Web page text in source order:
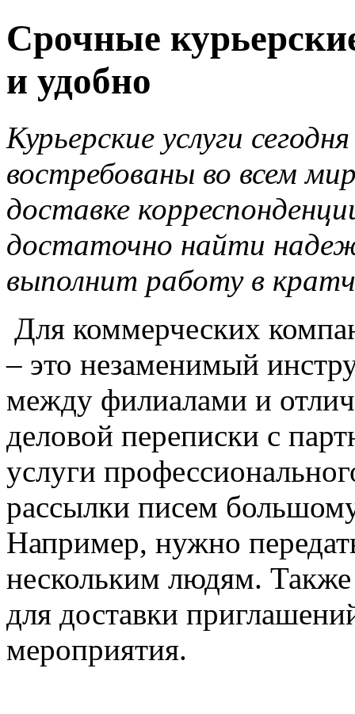
Срочные
и удобно
Курьерские услуги
востребованы во всем
доставке
достаточно найти
выполнит работу в
Для коммерческих
– это незаменимый
между филиалами и
деловой переписки с
услуги
рассылки писем
Например, нужно
нескольким людям. Также
для доставки
мероприятия.